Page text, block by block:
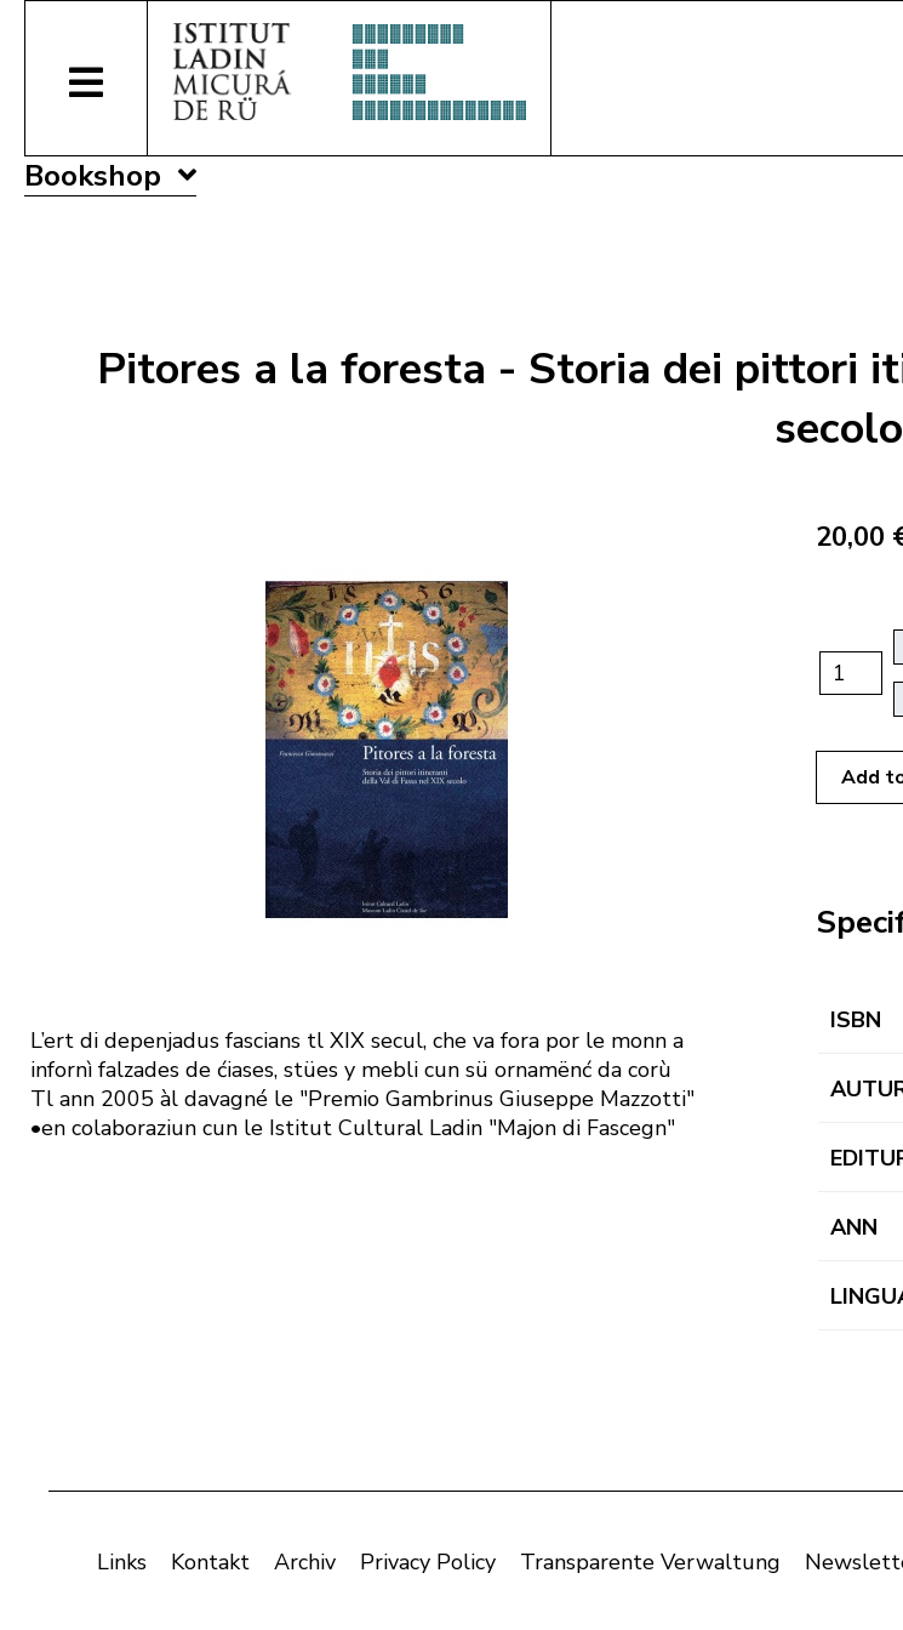
Bookshop
Pitores a la foresta - Storia dei pittori
secolo
L’ert di depenjadus fascians tl XIX secul, che va fora por le monn a
infornì falzades de ćiases, stües y mebli cun sü ornamënć da corù
Tl ann 2005 àl davagné le "Premio Gambrinus Giuseppe Mazzotti"
•en colaboraziun cun le Istitut Cultural Ladin "Majon di Fascegn"
20,00
Add
ISBN
ANN
Links Kontakt Archiv Privacy Policy Transparente Verwaltung